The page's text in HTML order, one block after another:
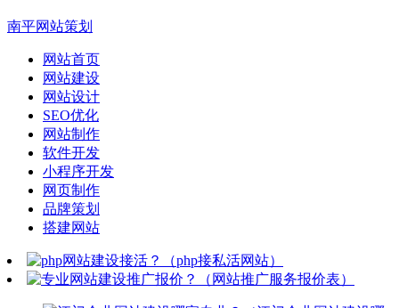
南平网站策划
网站首页
网站建设
网站设计
SEO优化
网站制作
软件开发
小程序开发
网页制作
品牌策划
搭建网站